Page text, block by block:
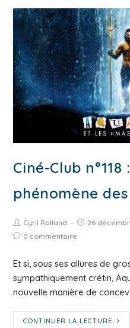
Ciné-Club
phénomène
Cyril Rolland 26
0 commentaire
Et si, sous ses allures de
sympathiquement crétin,
nouvelle manière de
CONTINUER LA LECTURE